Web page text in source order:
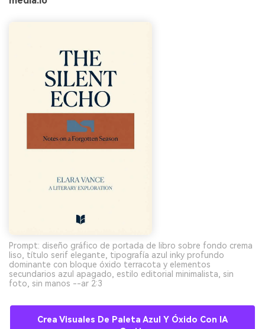
Prompt: diseño gráfico de portada de libro sobre fondo crema
liso, título serif elegante, tipografía azul inky profundo
dominante con bloque óxido terracota y elementos
secundarios azul apagado, estilo editorial minimalista, sin
foto, sin manos --ar 2:3
Crea Visuales De Paleta Azul Y Óxido Con IA